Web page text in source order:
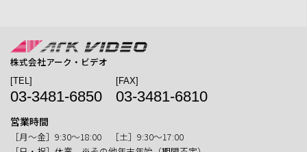
株式会社アーク・ビデオ
[TEL]
03-3481-6850
[FAX]
03-3481-6810
営業時間
［月〜金］9:30〜18:00 ［土］9:30〜17:00